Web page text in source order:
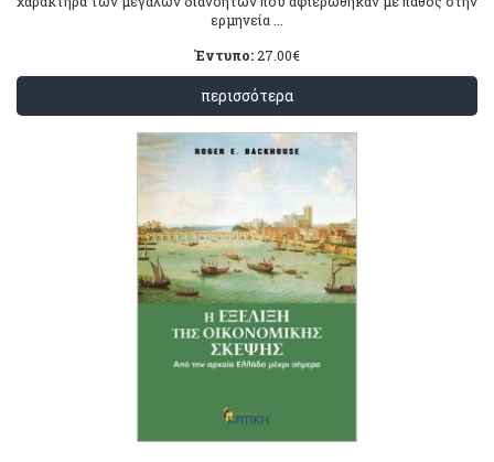
ερμηνεία ...
Έντυπο: 27.00€
περισσότερα